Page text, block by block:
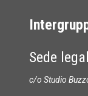
Sede
c/o Studio